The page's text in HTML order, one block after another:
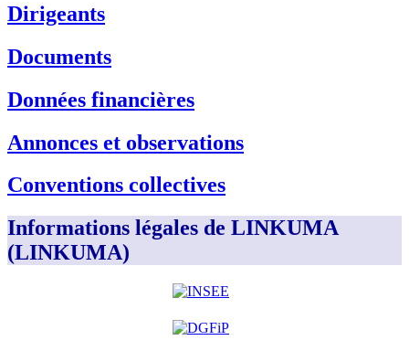
Dirigeants
Documents
Données financières
Annonces et observations
Conventions collectives
Informations légales de LINKUMA
(LINKUMA)